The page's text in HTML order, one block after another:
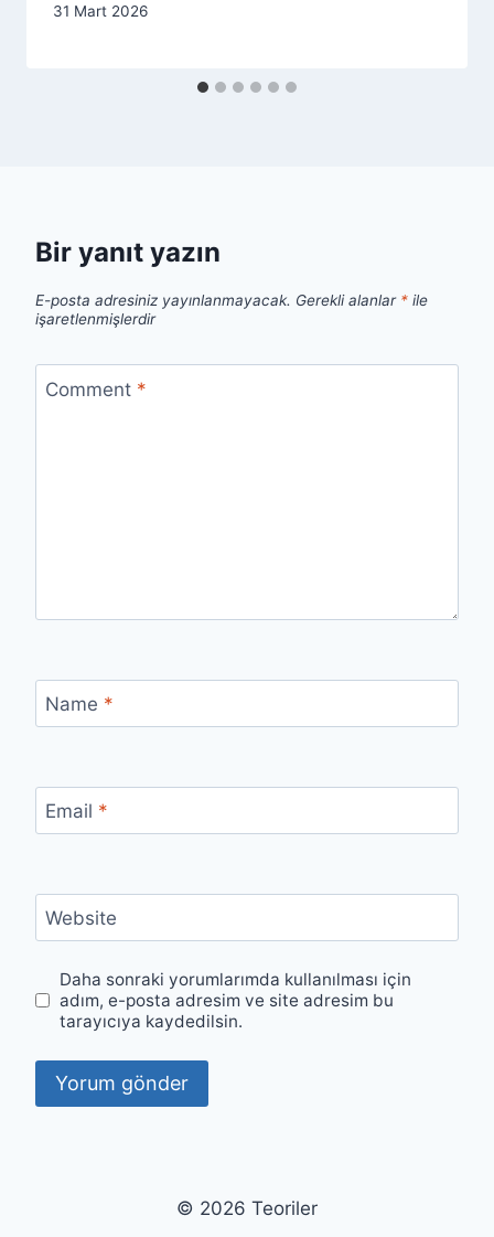
31 Mart 2026
Bir yanıt yazın
E-posta adresiniz yayınlanmayacak. Gerekli alanlar * ile
işaretlenmişlerdir
Comment *
Name *
Email *
Website
Daha sonraki yorumlarımda kullanılması için
adım, e-posta adresim ve site adresim bu
tarayıcıya kaydedilsin.
© 2026 Teoriler